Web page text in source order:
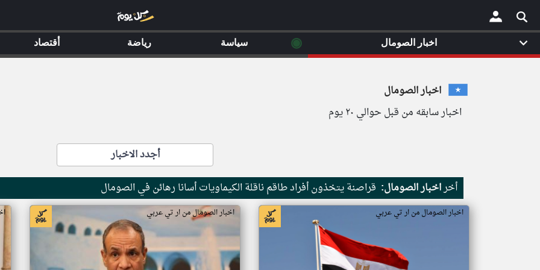
×
اخبار الصومال
اخبار سابقه من قبل حوالي ٢٠ يوم
أجدد الاخبار
أخراخبار الصومال: قراصنة يتخذون أفراد طاقم ناقلة الكيماويات أسانا رهائن في الصومال
اخبار الصومال من ار تي عربي اخبار الصومال من ار تي عربي
اخبار الصومال ◉ سياسة رياضة أقتصاد